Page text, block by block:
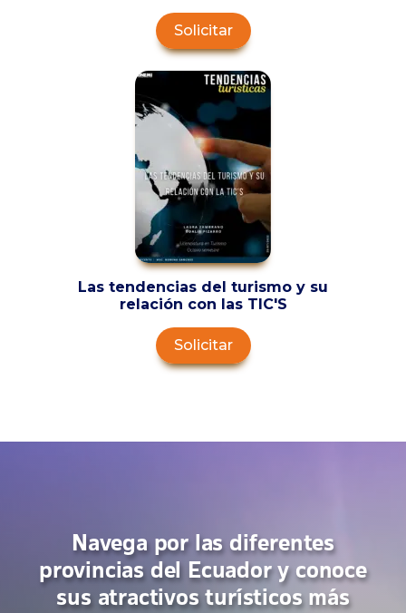
Solicitar
Las tendencias del turismo y su
relación con las TIC'S
Solicitar
Navega por las diferentes
provincias del Ecuador y conoce
sus atractivos turísticos más